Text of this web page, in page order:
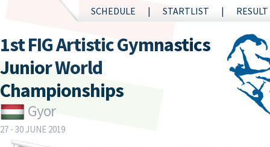
SCHEDULE STARTLIST RESULT
1st FIG Artistic Gymnastics
Junior World
Championships
Gyor
27 - 30 JUNE 2019